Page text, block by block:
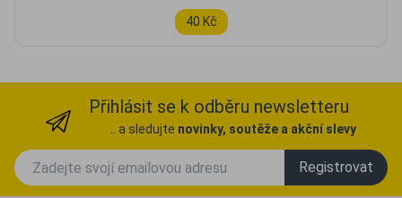
40 Kč
Přihlásit se k odběru newsletteru
.. a sledujte novinky, soutěže a akční slevy
Registrovat